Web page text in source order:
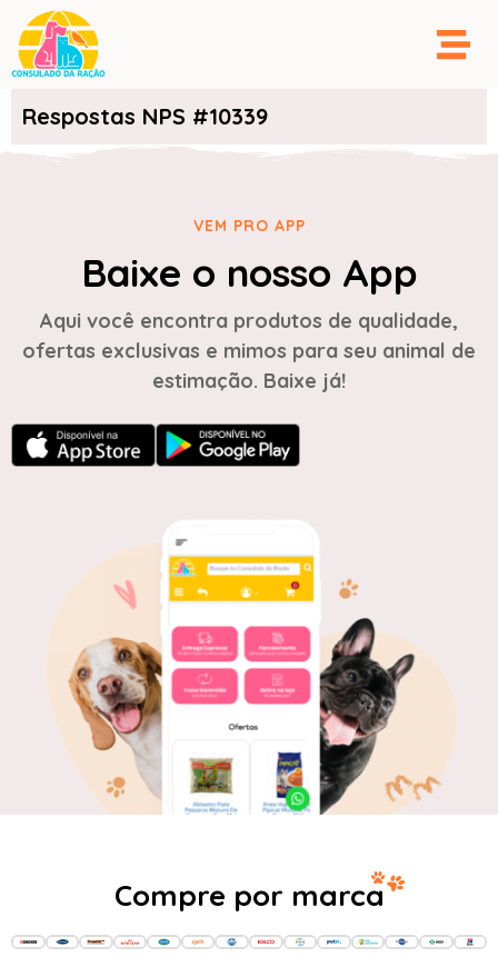
Respostas NPS #10339
VEM PRO APP
Baixe o nosso App
Aqui você encontra produtos de qualidade,
ofertas exclusivas e mimos para seu animal de
estimação. Baixe já!
Compre por marca